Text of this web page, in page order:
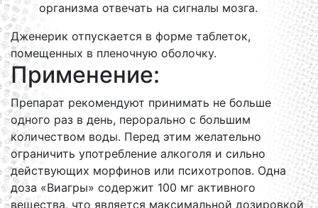
организма отвечать на сигналы мозга.
Дженерик отпускается в форме таблеток,
помещенных в пленочную оболочку.
Применение:
Препарат рекомендуют принимать не больше
одного раз в день, перорально с большим
количеством воды. Перед этим желательно
ограничить употребление алкоголя и сильно
действующих морфинов или психотропов. Одна
доза «Виагры» содержит 100 мг активного
вещества, что является максимальной дозировкой